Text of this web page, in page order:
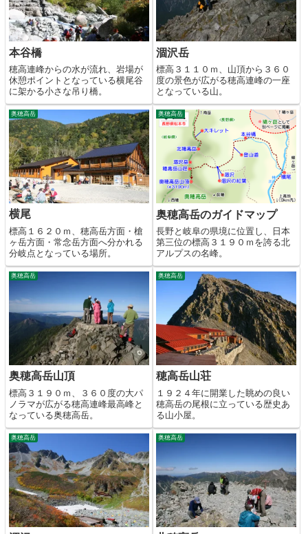
本谷橋
穂高連峰からの水が流れ、岩場が
休憩ポイントとなっている横尾谷
に架かる小さな吊り橋。
涸沢岳
標高３１１０ｍ、山頂から３６０
度の景色が広がる穂高連峰の一座
となっている山。
奥穂高岳
横尾
標高１６２０ｍ、穂高岳方面・槍
ヶ岳方面・常念岳方面へ分かれる
分岐点となっている場所。
奥穂高岳
奥穂高岳のガイドマップ
長野と岐阜の県境に位置し、日本
第三位の標高３１９０ｍを誇る北
アルプスの名峰。
奥穂高岳
奥穂高岳山頂
標高３１９０ｍ、３６０度の大パ
ノラマが広がる穂高連峰最高峰と
なっている奥穂高岳。
奥穂高岳
穂高岳山荘
１９２４年に開業した眺めの良い
穂高岳の尾根に立っている歴史あ
る山小屋。
奥穂高岳 奥穂高岳